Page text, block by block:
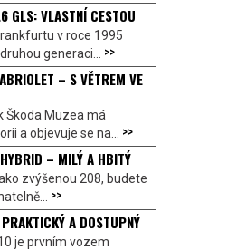
GLS: VLASTNÍ CESTOU
v roce 1995
generaci... >>
– S VĚTREM VE
Škoda Muzea má
a objevuje se na... >>
– MILÝ A HBITÝ
zvýšenou 208, budete
>>
A DOSTUPNÝ
je prvním vozem